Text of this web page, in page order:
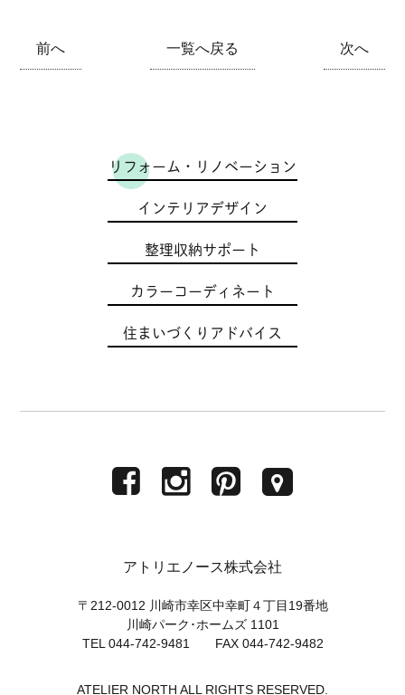
前へ 一覧へ戻る 次へ
リフォーム・リノベーション
インテリアデザイン
整理収納サポート
カラーコーディネート
住まいづくりアドバイス
アトリエノース株式会社
〒212-0012 川崎市幸区中幸町４丁目19番地
川崎パーク･ホームズ 1101
TEL 044-742-9481 FAX 044-742-9482
ATELIER NORTH ALL RIGHTS RESERVED.